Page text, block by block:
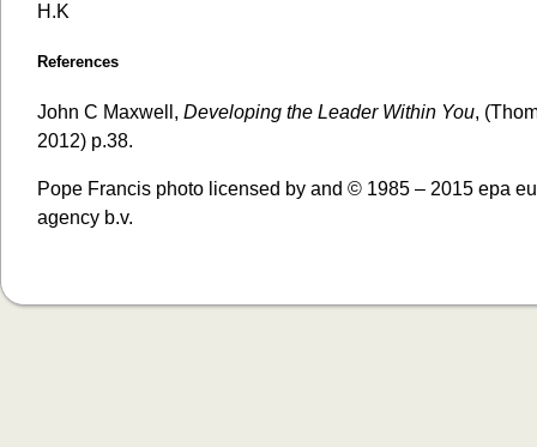
H.K
References
John C Maxwell, Developing the Leader Within You,
2012) p.38.
Pope Francis photo licensed by and © 1985 – 2015 epa
agency b.v.